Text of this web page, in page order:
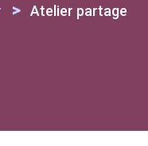
> Atelier partage